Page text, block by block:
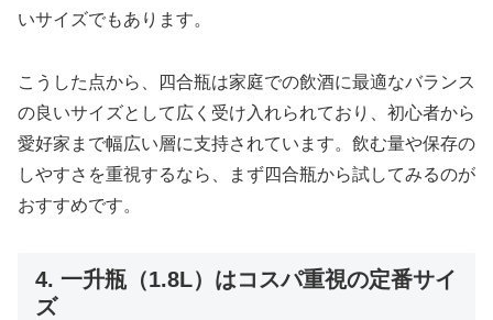
いサイズでもあります。
こうした点から、四合瓶は家庭での飲酒に最適なバランス
の良いサイズとして広く受け入れられており、初心者から
愛好家まで幅広い層に支持されています。飲む量や保存の
しやすさを重視するなら、まず四合瓶から試してみるのが
おすすめです。
4. 一升瓶（1.8L）はコスパ重視の定番サイ
ズ